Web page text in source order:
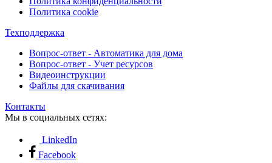
Политика cookie
Техподдержка
Вопрос-ответ - Автоматика для дома
Вопрос-ответ - Учет ресурсов
Видеоинструкции
Файлы для скачивания
Контакты
Мы в социальных сетях:
LinkedIn
Facebook